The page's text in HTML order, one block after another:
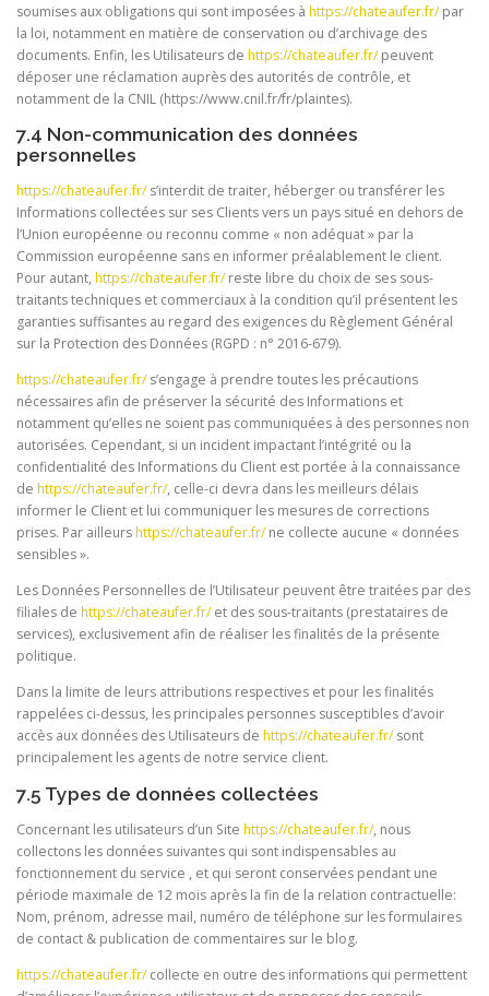
soumises aux obligations qui sont imposées à https://chateaufer.fr/par
la loi, notamment en matière de conservation ou d’archivage des
documents. Enfin, les Utilisateurs de https://chateaufer.fr/peuvent
déposer une réclamation auprès des autorités de contrôle, et
notamment de la CNIL (https://www.cnil.fr/fr/plaintes).
7.4 Non-communication des données
personnelles
https://chateaufer.fr/s’interdit de traiter, héberger ou transférer les
Informations collectées sur ses Clients vers un pays situé en dehors de
l’Union européenne ou reconnu comme « non adéquat » par la
Commission européenne sans en informer préalablement le client.
Pour autant, https://chateaufer.fr/reste libre du choix de ses sous-
traitants techniques et commerciaux à la condition qu’il présentent les
garanties suffisantes au regard des exigences du Règlement Général
sur la Protection des Données (RGPD : n° 2016-679).
https://chateaufer.fr/s’engage à prendre toutes les précautions
nécessaires afin de préserver la sécurité des Informations et
notamment qu’elles ne soient pas communiquées à des personnes non
autorisées. Cependant, si un incident impactant l’intégrité ou la
confidentialité des Informations du Client est portée à la connaissance
de https://chateaufer.fr/, celle-ci devra dans les meilleurs délais
informer le Client et lui communiquer les mesures de corrections
prises. Par ailleurshttps://chateaufer.fr/ne collecte aucune « données
sensibles ».
Les Données Personnelles de l’Utilisateur peuvent être traitées par des
filiales de https://chateaufer.fr/et des sous-traitants (prestataires de
services), exclusivement afin de réaliser les finalités de la présente
politique.
Dans la limite de leurs attributions respectives et pour les finalités
rappelées ci-dessus, les principales personnes susceptibles d’avoir
accès aux données des Utilisateurs de https://chateaufer.fr/sont
principalement les agents de notre service client.
7.5 Types de données collectées
Concernant les utilisateurs d’un Site https://chateaufer.fr/, nous
collectons les données suivantes qui sont indispensables au
fonctionnement du service , et qui seront conservées pendant une
période maximale de 12 mois après la fin de la relation contractuelle:
Nom, prénom, adresse mail, numéro de téléphone sur les formulaires
de contact & publication de commentaires sur le blog.
https://chateaufer.fr/collecte en outre des informations qui permettent